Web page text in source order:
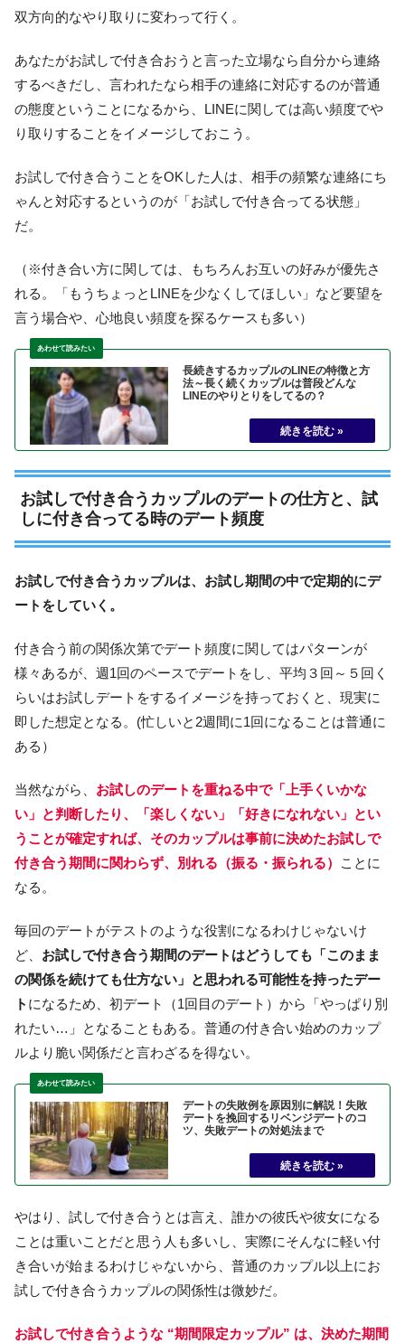
双方向的なやり取りに変わって行く。
あなたがお試しで付き合おうと言った立場なら自分から連絡
するべきだし、言われたなら相手の連絡に対応するのが普通
の態度ということになるから、LINEに関しては高い頻度でや
り取りすることをイメージしておこう。
お試しで付き合うことをOKした人は、相手の頻繁な連絡にち
ゃんと対応するというのが「お試しで付き合ってる状態」
だ。
（※付き合い方に関しては、もちろんお互いの好みが優先さ
れる。「もうちょっとLINEを少なくしてほしい」など要望を
言う場合や、心地良い頻度を探るケースも多い）
長続きするカップルのLINEの特徴と方
法～長く続くカップルは普段どんな
LINEのやりとりをしてるの？
お試しで付き合うカップルのデートの仕方と、試
しに付き合ってる時のデート頻度
お試しで付き合うカップルは、お試し期間の中で定期的にデ
ートをしていく。
付き合う前の関係次第でデート頻度に関してはパターンが
様々あるが、週1回のペースでデートをし、平均３回～５回く
らいはお試しデートをするイメージを持っておくと、現実に
即した想定となる。(忙しいと2週間に1回になることは普通に
ある）
当然ながら、 お試しのデートを重ねる中で「上手くいかな
い」 と判断したり、「楽しくない」「好きになれない」とい
うことが確定すれば、そのカップルは事前に決めたお試しで
付き合う期間に関わらず、別れる（振る・振られる）
ことに
なる。
毎回のデートがテストのような役割になるわけじゃないけ
ど、 お試しで付き合う期間のデートはどうしても「このまま
の関係を続けても仕方ない」と思われる可能性を持ったデー
ト になるため、初デート（1回目のデート）から「やっぱり別
れたい…」となることもある。普通の付き合い始めのカップ
ルより脆い関係だと言わざるを得ない。
デートの失敗例を原因別に解説！失敗
デートを挽回するリベンジデートのコ
ツ、失敗デートの対処法まで
やはり、試しで付き合うとは言え、誰かの彼氏や彼女になる
ことは重いことだと思う人も多いし、実際にそんなに軽い付
き合いが始まるわけじゃないから、普通のカップル以上にお
試しで付き合うカップルの関係性は微妙だ。
お試しで付き合うような “期間限定カップル” は、決めた期間